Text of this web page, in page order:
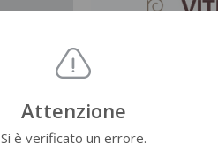
Attenzione
Si è verificato un errore.